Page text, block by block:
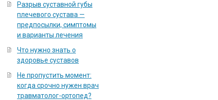
Разрыв суставной губы
плечевого сустава —
предпосылки, симптомы
и варианты лечения
Что нужно знать о
здоровье суставов
Не пропустить момент:
когда срочно нужен врач
травматолог-ортопед?